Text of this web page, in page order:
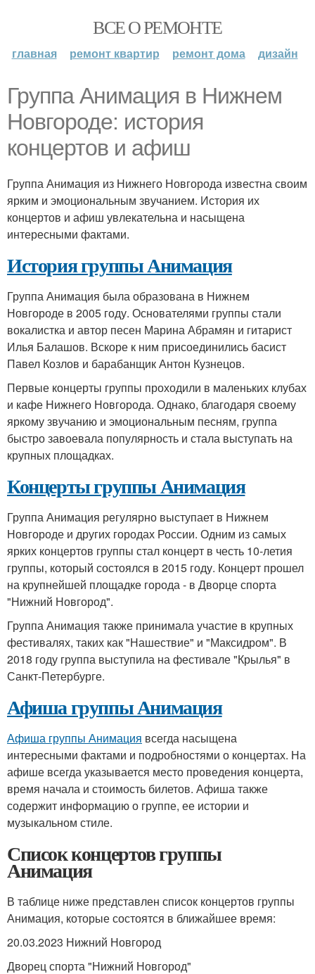
ВСЕ О РЕМОНТЕ
главная ремонт квартир ремонт дома дизайн
Группа Анимация в Нижнем
Новгороде: история
концертов и афиш
Группа Анимация из Нижнего Новгорода известна своим
ярким и эмоциональным звучанием. История их
концертов и афиш увлекательна и насыщена
интересными фактами.
История группы Анимация
Группа Анимация была образована в Нижнем
Новгороде в 2005 году. Основателями группы стали
вокалистка и автор песен Марина Абрамян и гитарист
Илья Балашов. Вскоре к ним присоединились басист
Павел Козлов и барабанщик Антон Кузнецов.
Первые концерты группы проходили в маленьких клубах
и кафе Нижнего Новгорода. Однако, благодаря своему
яркому звучанию и эмоциональным песням, группа
быстро завоевала популярность и стала выступать на
крупных площадках.
Концерты группы Анимация
Группа Анимация регулярно выступает в Нижнем
Новгороде и других городах России. Одним из самых
ярких концертов группы стал концерт в честь 10-летия
группы, который состоялся в 2015 году. Концерт прошел
на крупнейшей площадке города - в Дворце спорта
"Нижний Новгород".
Группа Анимация также принимала участие в крупных
фестивалях, таких как "Нашествие" и "Максидром". В
2018 году группа выступила на фестивале "Крылья" в
Санкт-Петербурге.
Афиша группы Анимация
Афиша группы Анимация всегда насыщена
интересными фактами и подробностями о концертах. На
афише всегда указывается место проведения концерта,
время начала и стоимость билетов. Афиша также
содержит информацию о группе, ее истории и
музыкальном стиле.
Список концертов группы
Анимация
В таблице ниже представлен список концертов группы
Анимация, которые состоятся в ближайшее время:
20.03.2023 Нижний Новгород
Дворец спорта "Нижний Новгород"